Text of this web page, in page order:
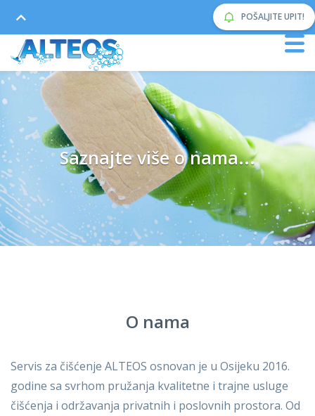
POŠALJITE UPIT!
Saznajte više o nama...
O nama
Servis za čišćenje ALTEOS osnovan je u Osijeku 2016.
godine sa svrhom pružanja kvalitetne i trajne usluge
čišćenja i održavanja privatnih i poslovnih prostora. Od